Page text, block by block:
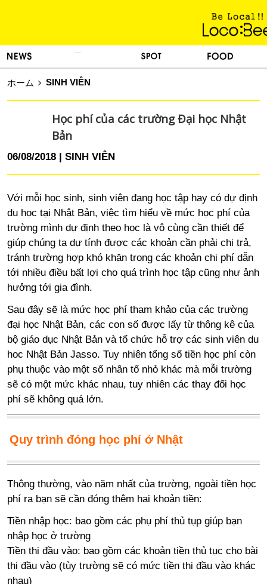
ホーム SINH VIÊN
Học phí của các trường Đại học Nhật
Bản
06/08/2018 SINH VIÊN
Với mỗi học sinh, sinh viên đang học tập hay có dự định
du học tại Nhật Bản, việc tìm hiểu về mức học phí của
trường mình dự định theo học là vô cùng cần thiết để
giúp chúng ta dự tính được các khoản cần phải chi trả,
tránh trường hợp khó khăn trong các khoản chi phí dẫn
tới nhiều điều bất lợi cho quá trình học tập cũng như ảnh
hưởng tới gia đình.
Sau đây sẽ là mức học phí tham khảo của các trường
đại học Nhật Bản, các con số được lấy từ thông kê của
bộ giáo dục Nhật Bản và tổ chức hỗ trợ các sinh viên du
hoc Nhật Bản Jasso. Tuy nhiên tổng số tiền học phí còn
phụ thuộc vào một số nhân tố nhỏ khác mà mỗi trường
sẽ có một mức khác nhau, tuy nhiên các thay đổi học
phí sẽ không quá lớn.
Quy trình đóng học phí ở Nhật
Thông thường, vào năm nhất của trường, ngoài tiền học
phí ra bạn sẽ cần đóng thêm hai khoản tiền:
Tiền nhập học: bao gồm các phụ phí thủ tụp giúp bạn
nhập học ở trường
Tiền thi đầu vào: bao gồm các khoản tiền thủ tục cho bài
thi đầu vào (tùy trường sẽ có mức tiền thi đầu vào khác
nhau)